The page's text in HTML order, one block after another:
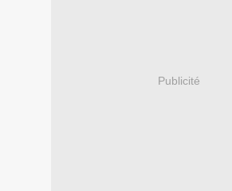
Publicité